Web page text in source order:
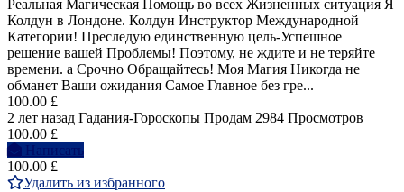
Реальная Магическая Помощь во всех Жизненных ситуация Я
Колдун в Лондоне. Колдун Инструктор Международной
Категории! Преследую единственную цель-Успешное
решение вашей Проблемы! Поэтому, не ждите и не теряйте
времени. а Срочно Обращайтесь! Моя Магия Никогда не
обманет Ваши ожидания Самое Главное без гре...
100.00 £
2 лет назад Гадания-Гороскопы Продам 2984 Просмотров
100.00 £
Написать
100.00 £
Удалить из избранного